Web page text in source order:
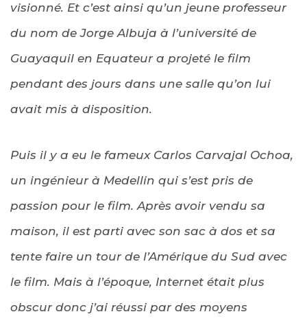
visionné. Et c’est ainsi qu’un jeune professeur
du nom de Jorge Albuja à l’université de
Guayaquil en Equateur a projeté le film
pendant des jours dans une salle qu’on lui
avait mis à disposition.
Puis il y a eu le fameux Carlos Carvajal Ochoa,
un ingénieur à Medellin qui s’est pris de
passion pour le film. Après avoir vendu sa
maison, il est parti avec son sac à dos et sa
tente faire un tour de l’Amérique du Sud avec
le film. Mais à l’époque, Internet était plus
obscur donc j’ai réussi par des moyens